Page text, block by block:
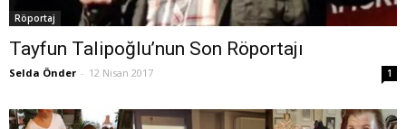
Röportaj
Tayfun Talipoğlu’nun Son Röportajı
Selda Önder - 12 Nisan 2017 1